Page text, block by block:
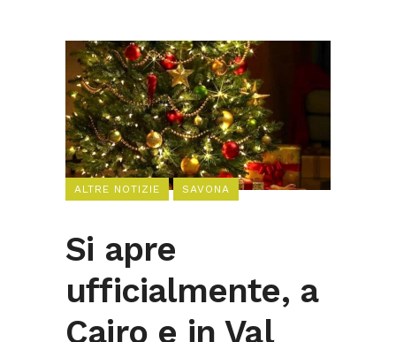
ALTRE NOTIZIE SAVONA
Si apre
ufficialmente, a
Cairo e in Val